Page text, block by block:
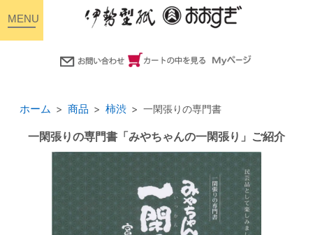
ホーム 商品 柿渋 一閑張りの専門書
一閑張りの専門書「みやちゃんの一閑張り」ご紹介
toggle
navigation